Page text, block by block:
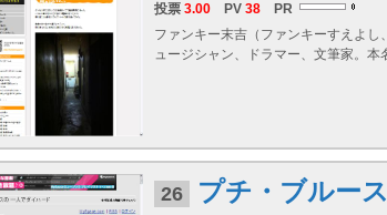
投票 3.00 PV 38
PR
ファンキー末吉（ファンキーすえよ
ュージシャン、ドラマー、文筆家。本
26 プチ・ブルース